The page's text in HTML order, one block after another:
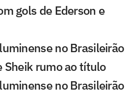
gols de Ederson e
no Brasileirão
Sheik rumo ao título
no Brasileirão